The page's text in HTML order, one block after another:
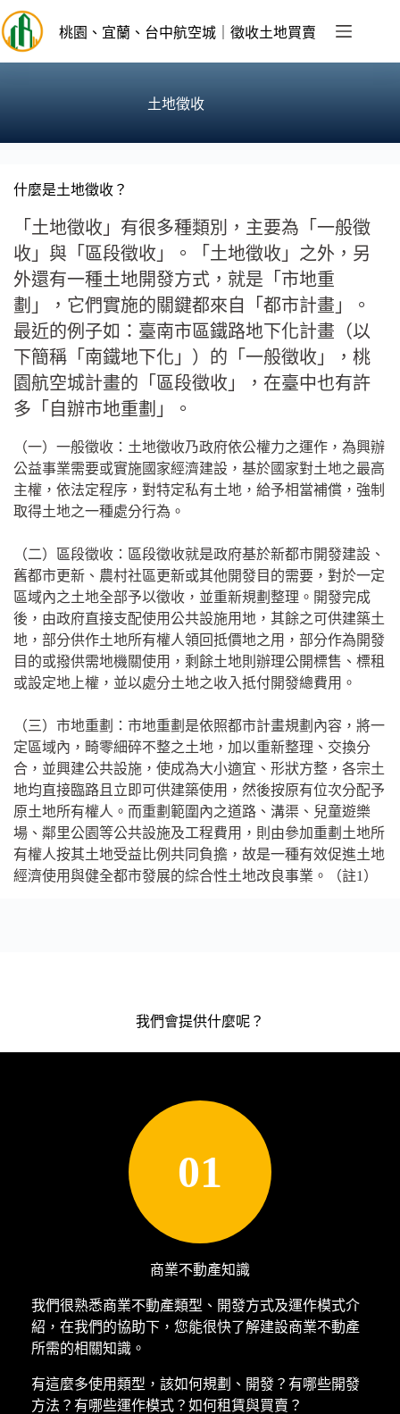
跳
至
主
桃園、宜蘭、台中航空城｜徵收土地買賣
土地徵收
什麼是土地徵收？
「土地徵收」有很多種類別，主要為「一般徵
收」與「區段徵收」。「土地徵收」之外，另
外還有一種土地開發方式，就是「市地重
劃」，它們實施的關鍵都來自「都市計畫」。
最近的例子如：臺南市區鐵路地下化計畫（以
下簡稱「南鐵地下化」）的「一般徵收」，桃
園航空城計畫的「區段徵收」，在臺中也有許
多「自辦市地重劃」。
（一）一般徵收：土地徵收乃政府依公權力之運作，為興辦
公益事業需要或實施國家經濟建設，基於國家對土地之最高
主權，依法定程序，對特定私有土地，給予相當補償，強制
取得土地之一種處分行為。
（二）區段徵收：區段徵收就是政府基於新都市開發建設、
舊都市更新、農村社區更新或其他開發目的需要，對於一定
區域內之土地全部予以徵收，並重新規劃整理。開發完成
後，由政府直接支配使用公共設施用地，其餘之可供建築土
地，部分供作土地所有權人領回抵價地之用，部分作為開發
目的或撥供需地機關使用，剩餘土地則辦理公開標售、標租
或設定地上權，並以處分土地之收入抵付開發總費用。
（三）市地重劃：市地重劃是依照都市計畫規劃內容，將一
定區域內，畸零細碎不整之土地，加以重新整理、交換分
合，並興建公共設施，使成為大小適宜、形狀方整，各宗土
地均直接臨路且立即可供建築使用，然後按原有位次分配予
原土地所有權人。而重劃範圍內之道路、溝渠、兒童遊樂
場、鄰里公園等公共設施及工程費用，則由參加重劃土地所
有權人按其土地受益比例共同負擔，故是一種有效促進土地
經濟使用與健全都市發展的綜合性土地改良事業。（註1）
我們會提供什麼呢？
01
商業不動產知識
我們很熟悉商業不動產類型、開發方式及運作模式介
紹，在我們的協助下，您能很快了解建設商業不動產
所需的相關知識。
有這麼多使用類型，該如何規劃、開發？有哪些開發
方法？有哪些運作模式？如何租賃與買賣？